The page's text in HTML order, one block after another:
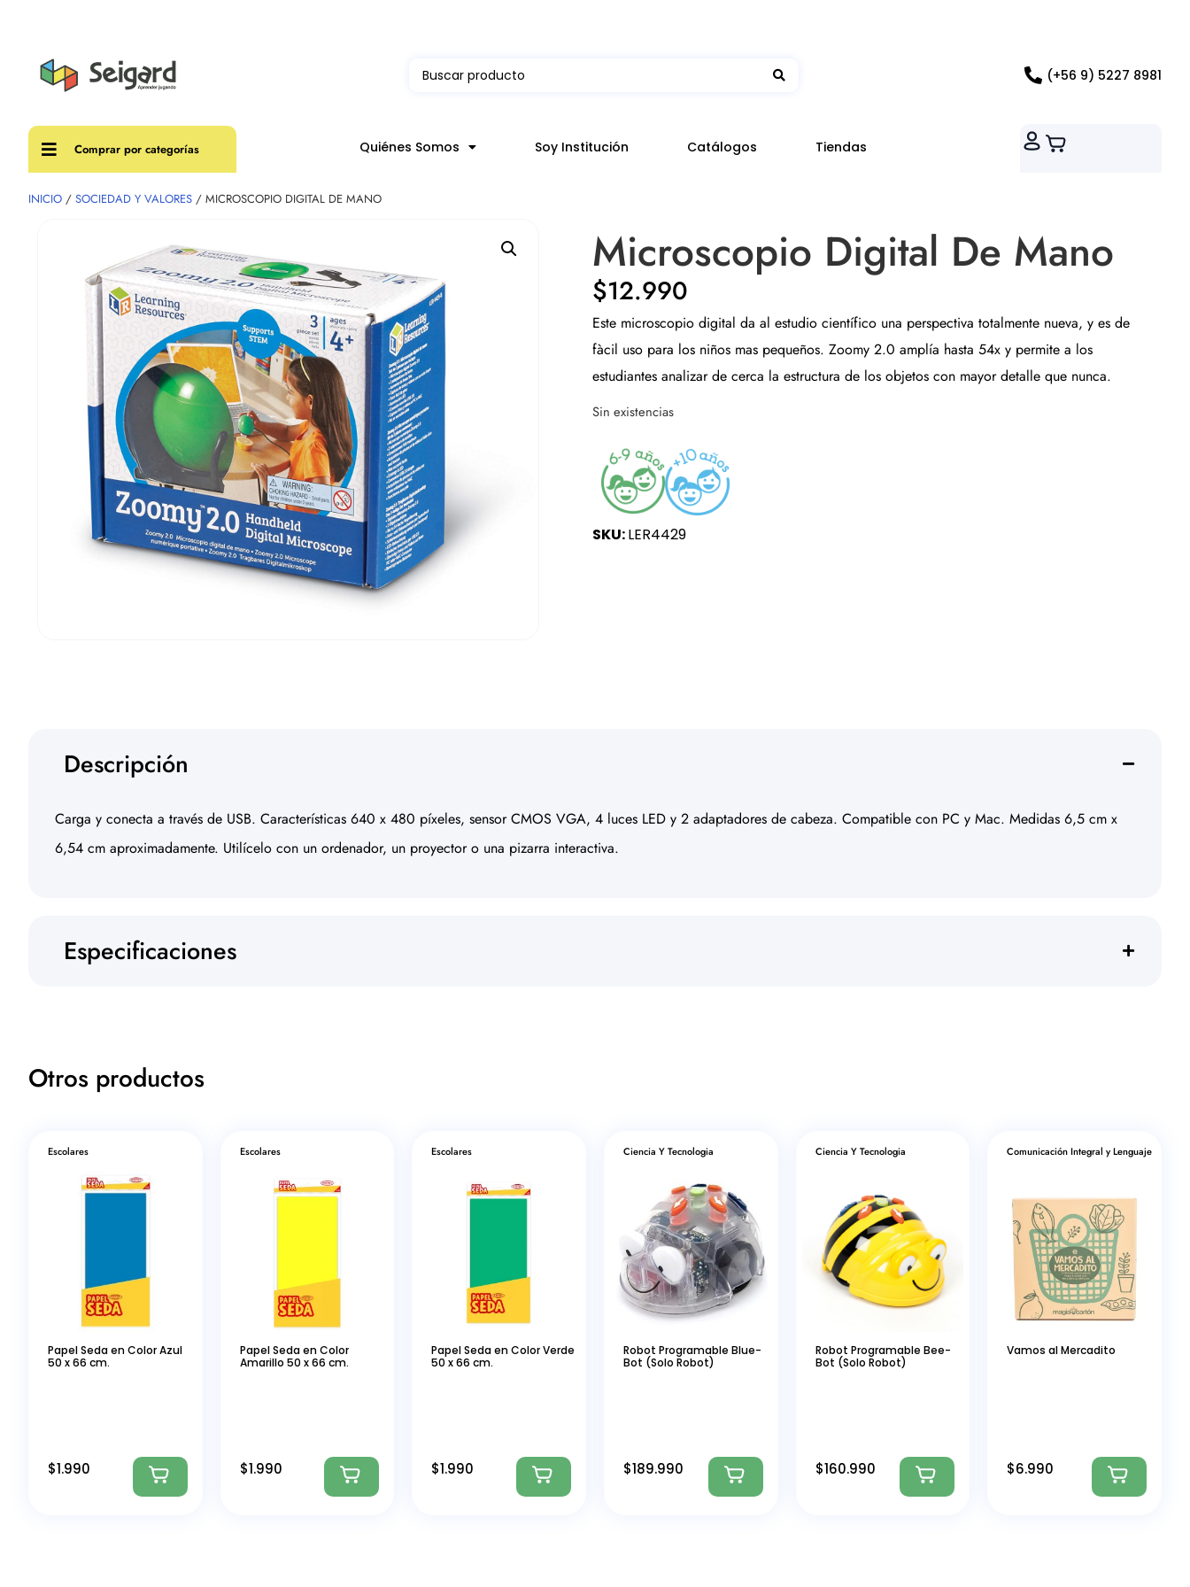
(+56 9) 5227 8981
Comprar por categorías Quiénes Somos Soy Institución Catálogos Tiendas
INICIO / SOCIEDAD Y VALORES / MICROSCOPIO DIGITAL DE MANO
Microscopio Digital De Mano
$12.990
Este microscopio digital da al estudio científico una perspectiva totalmente nueva, y es de
fàcil uso para los niños mas pequeños. Zoomy 2.0 amplía hasta 54x y permite a los
estudiantes analizar de cerca la estructura de los objetos con mayor detalle que nunca.
Sin existencias
SKU:LER4429
Descripción
Carga y conecta a través de USB. Características 640 x 480 píxeles, sensor CMOS VGA, 4 luces LED y 2 adaptadores de cabeza. Compatible con PC y Mac. Medidas 6,5 cm x
6,54 cm aproximadamente. Utilícelo con un ordenador, un proyector o una pizarra interactiva.
Especificaciones
Otros productos
Escolares
Papel Seda en Color Azul
50 x 66 cm.
$1.990
Escolares
Papel Seda en Color
Amarillo 50 x 66 cm.
$1.990
Escolares
Papel Seda en Color Verde
50 x 66 cm.
$1.990
Ciencia Y Tecnologia
Robot Programable Blue-
Bot (Solo Robot)
$189.990
Ciencia Y Tecnologia
Robot Programable Bee-
Bot (Solo Robot)
$160.990
Comunicación Integral y Lenguaje
Vamos al Mercadito
$6.990